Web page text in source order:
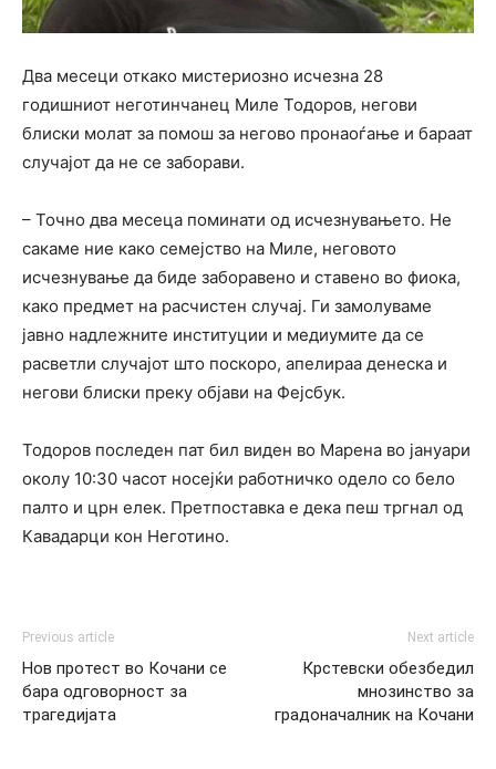
Два месеци откако мистериозно исчезна 28
годишниот неготинчанец Миле Тодоров, негови
блиски молат за помош за негово пронаоѓање и бараат
случајот да не се заборави.
– Точно два месеца поминати од исчезнувањето. Не
сакаме ние како семејство на Миле, неговото
исчезнување да биде заборавено и ставено во фиока,
како предмет на расчистен случај. Ги замолуваме
јавно надлежните институции и медиумите да се
расветли случајот што поскоро, апелираа денеска и
негови блиски преку објави на Фејсбук.
Тодоров последен пат бил виден во Марена во јануари
околу 10:30 часот носејќи работничко одело со бело
палто и црн елек. Претпоставка е дека пеш тргнал од
Кавадарци кон Неготино.
Previous article
Нов протест во Кочани се
бара одговорност за
трагедијата
Next article
Крстевски обезбедил
мнозинство за
градоначалник на Кочани